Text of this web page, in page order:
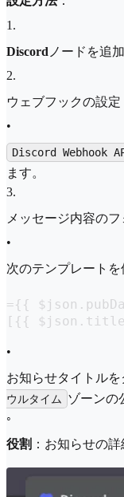
1 .
Discord ノードを追
2.
ウェブフックの設定
•
Discord Webhook
ます。
3.
メッセージ内容のフ
•
次のテンプレートを
={{
•
お知らせタイトル
ウルタイム
ゾーンの
◦
役割 ：お知らせの